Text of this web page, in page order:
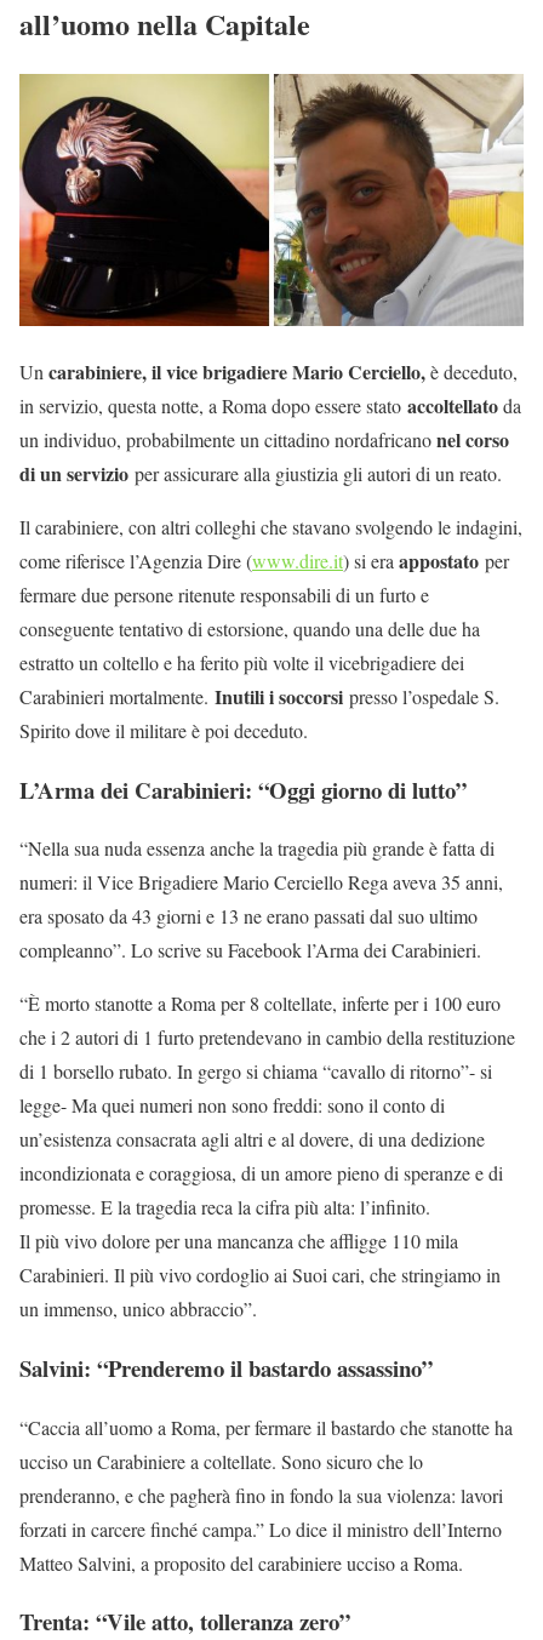
all’uomo nella Capitale
Un carabiniere, il vice brigadiere Mario Cerciello,è deceduto,
in servizio, questa notte, a Roma dopo essere stato accoltellatoda
un individuo, probabilmente un cittadino nordafricanonel corso
di un servizio per assicurare alla giustizia gli autori di un reato.
Il carabiniere, con altri colleghi che stavano svolgendo le indagini,
come riferisce l’Agenzia Dire (www.dire.it) si era appostato per
fermare due persone ritenute responsabili di un furto e
conseguente tentativo di estorsione, quando una delle due ha
estratto un coltello e ha ferito più volte il vicebrigadiere dei
Carabinieri mortalmente. Inutili i soccorsi presso l’ospedale S.
Spirito dove il militare è poi deceduto.
L’Arma dei Carabinieri: “Oggi giorno di lutto”
“Nella sua nuda essenza anche la tragedia più grande è fatta di
numeri: il Vice Brigadiere Mario Cerciello Rega aveva 35 anni,
era sposato da 43 giorni e 13 ne erano passati dal suo ultimo
compleanno”. Lo scrive su Facebook l’Arma dei Carabinieri.
“È morto stanotte a Roma per 8 coltellate, inferte per i 100 euro
che i 2 autori di 1 furto pretendevano in cambio della restituzione
di 1 borsello rubato. In gergo si chiama “cavallo di ritorno”- si
legge- Ma quei numeri non sono freddi: sono il conto di
un’esistenza consacrata agli altri e al dovere, di una dedizione
incondizionata e coraggiosa, di un amore pieno di speranze e di
promesse. E la tragedia reca la cifra più alta: l’infinito.
Il più vivo dolore per una mancanza che affligge 110 mila
Carabinieri. Il più vivo cordoglio ai Suoi cari, che stringiamo in
un immenso, unico abbraccio”.
Salvini: “Prenderemo il bastardo assassino”
“Caccia all’uomo a Roma, per fermare il bastardo che stanotte ha
ucciso un Carabiniere a coltellate. Sono sicuro che lo
prenderanno, e che pagherà fino in fondo la sua violenza: lavori
forzati in carcere finché campa.” Lo dice il ministro dell’Interno
Matteo Salvini, a proposito del carabiniere ucciso a Roma.
Trenta: “Vile atto, tolleranza zero”